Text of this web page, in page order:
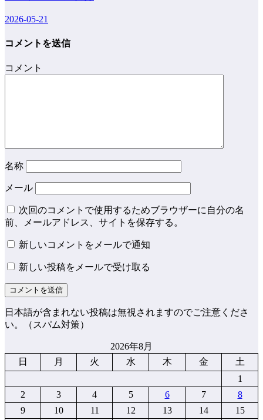
2026-05-21
コメントを送信
コメント
名称
メール
次回のコメントで使用するためブラウザーに自分の名
前、メールアドレス、サイトを保存する。
新しいコメントをメールで通知
新しい投稿をメールで受け取る
日本語が含まれない投稿は無視されますのでご注意くださ
い。（スパム対策）
2026年8月
日
月 火 水 木 金
土
1
2
3 4 5 6 7
8
9
10 11 12 13 14
15